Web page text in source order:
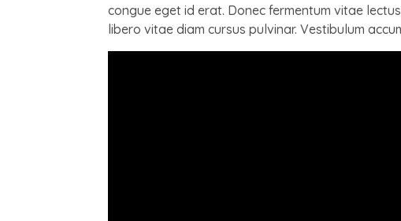
congue eget id erat. Donec fermentum vitae
libero vitae diam cursus pulvinar. Vestibulum